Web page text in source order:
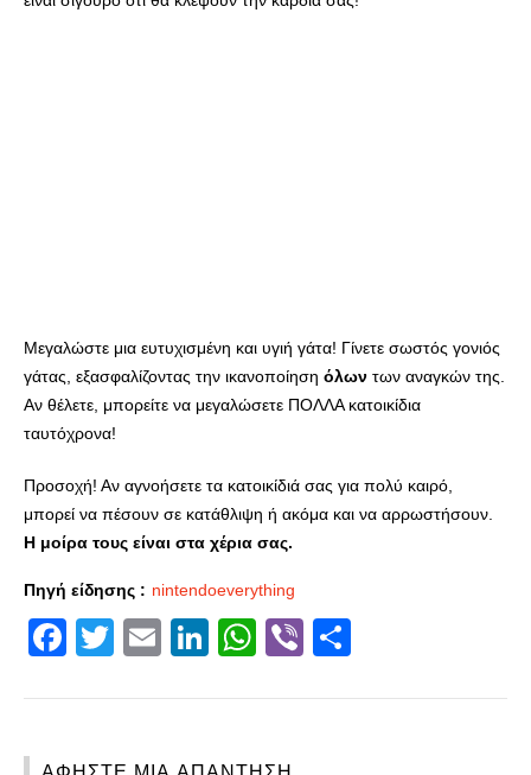
Μεγαλώστε μια ευτυχισμένη και υγιή γάτα! Γίνετε σωστός γονιός
γάτας, εξασφαλίζοντας την ικανοποίηση όλων των αναγκών της.
Αν θέλετε, μπορείτε να μεγαλώσετε ΠΟΛΛΑ κατοικίδια
ταυτόχρονα!
Προσοχή! Αν αγνοήσετε τα κατοικίδιά σας για πολύ καιρό,
μπορεί να πέσουν σε κατάθλιψη ή ακόμα και να αρρωστήσουν.
Η μοίρα τους είναι στα χέρια σας.
Πηγή είδησης : nintendoeverything
Facebook
Twitter
EmailLinkedIn
WhatsApp
Viber